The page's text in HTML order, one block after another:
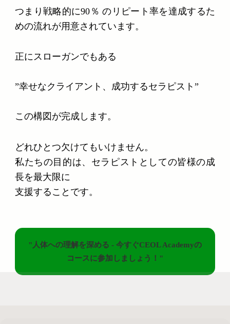
つまり戦略的に90 ％ のリピート率を達成するた
めの流れが用意されています。
正にスローガンでもある
”幸せなクライアント、成功するセラピスト”
この構図が完成します。
どれひとつ欠けてもいけません。
私たちの目的は、セラピストとしての皆様の成
長を最大限に
支援することです。
"人体への理解を深める - 今すぐCEOL Academyの
コースに参加しましょう！"